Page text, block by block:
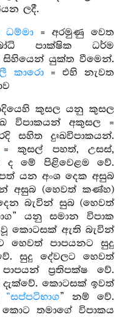
ලදී.
= අරමුණු වෙත
පාක්ෂික ධර්ම
යුක්ත වීමෙන්.
කාරො= එහි නැවත
කුසල යනු කුසල
විපාකයන් අකුසල =
සහිත දුඃඛවිපාකයන්.
කුසල් පහත්, උසස්,
මේ පිළිවෙළම වේ.
යන අංශ දෙක අසුබ
අසුබ (හෙවත් කණ්හ)
බැවින් සුබ (හෙවත්
යනු සමාන විපාක
කොටසක් ඇති බැවින්
හෙවත් පාපයනට සුදු
සුදු දේවලට හෙවත්
ප්‍රතිපක්ෂ වේ.
කොටසක් ඉවත්
“සප්පටිභාග” නම් වේ.
තමාගේ විපාකය